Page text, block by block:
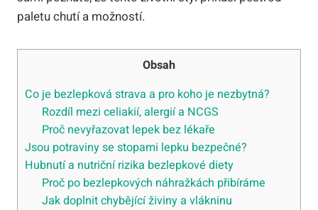
paletu chutí a možností.
Obsah
Co je bezlepková strava a pro koho je nezbytná?
Rozdíl mezi celiakií, alergií a NCGS
Proč nevyřazovat lepek bez lékaře
Jsou potraviny se stopami lepku bezpečné?
Hubnutí a nutriční rizika bezlepkové diety
Proč po bezlepkových náhražkách přibíráme
Jak doplnit chybějící živiny a vlákninu